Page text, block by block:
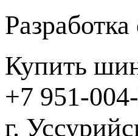
Разработка
Купить
+7 951-
г.